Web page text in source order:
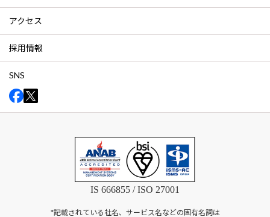
アクセス
採用情報
SNS
IS 666855 / ISO 27001
*記載されている社名、サービス名などの固有名詞は